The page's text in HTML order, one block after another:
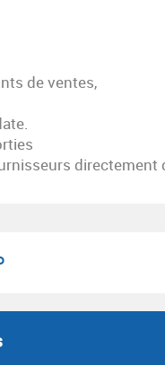
de ventes,